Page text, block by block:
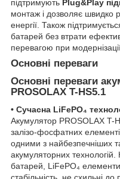
підтримують Plug&Play
монтаж і дозволяє швидко
енергії. Також
батарей без втрати
перевагою при
Основні переваги
Основні переваги
PROSOLAX T-HS5.1
• Сучасна LiFePO₄
Акумулятор PROSOLAX T-
залізо-фосфатних
одними з найбезпечніших
акумуляторних технологій.
батарей, LiFePO₄